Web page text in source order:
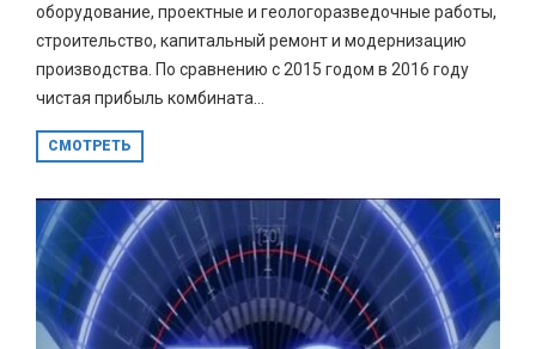
оборудование, проектные и геологоразведочные работы,
строительство, капитальный ремонт и модернизацию
производства. По сравнению с 2015 годом в 2016 году
чистая прибыль комбината...
СМОТРЕТЬ